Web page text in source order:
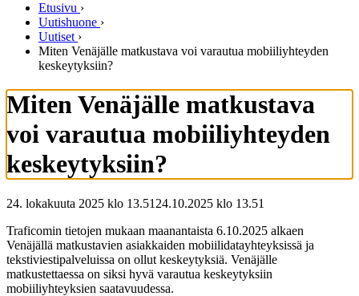
Etusivu ›
Uutishuone ›
Uutiset ›
Miten Venäjälle matkustava voi varautua mobiiliyhteyden
keskeytyksiin?
Miten Venäjälle matkustava
voi varautua mobiiliyhteyden
keskeytyksiin?
24. lokakuuta 2025 klo 13.51 24.10.2025 klo 13.51
Traficomin tietojen mukaan maanantaista 6.10.2025 alkaen
Venäjällä matkustavien asiakkaiden mobiilidatayhteyksissä ja
tekstiviestipalveluissa on ollut keskeytyksiä. Venäjälle
matkustettaessa on siksi hyvä varautua keskeytyksiin
mobiiliyhteyksien saatavuudessa.